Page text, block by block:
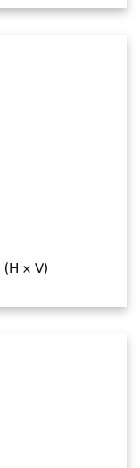
x V)